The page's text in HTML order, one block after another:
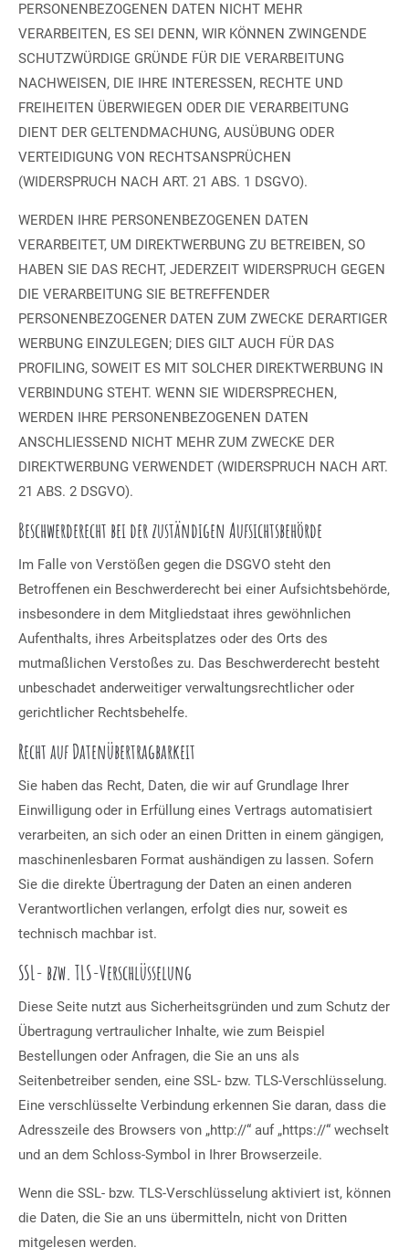
PERSONENBEZOGENEN DATEN NICHT MEHR
VERARBEITEN, ES SEI DENN, WIR KÖNNEN ZWINGENDE
SCHUTZWÜRDIGE GRÜNDE FÜR DIE VERARBEITUNG
NACHWEISEN, DIE IHRE INTERESSEN, RECHTE UND
FREIHEITEN ÜBERWIEGEN ODER DIE VERARBEITUNG
DIENT DER GELTENDMACHUNG, AUSÜBUNG ODER
VERTEIDIGUNG VON RECHTSANSPRÜCHEN
(WIDERSPRUCH NACH ART. 21 ABS. 1 DSGVO).
WERDEN IHRE PERSONENBEZOGENEN DATEN
VERARBEITET, UM DIREKTWERBUNG ZU BETREIBEN, SO
HABEN SIE DAS RECHT, JEDERZEIT WIDERSPRUCH GEGEN
DIE VERARBEITUNG SIE BETREFFENDER
PERSONENBEZOGENER DATEN ZUM ZWECKE DERARTIGER
WERBUNG EINZULEGEN; DIES GILT AUCH FÜR DAS
PROFILING, SOWEIT ES MIT SOLCHER DIREKTWERBUNG IN
VERBINDUNG STEHT. WENN SIE WIDERSPRECHEN,
WERDEN IHRE PERSONENBEZOGENEN DATEN
ANSCHLIESSEND NICHT MEHR ZUM ZWECKE DER
DIREKTWERBUNG VERWENDET (WIDERSPRUCH NACH ART.
21 ABS. 2 DSGVO).
Beschwerde­recht bei der zuständigen Aufsichts­behörde
Im Falle von Verstößen gegen die DSGVO steht den
Betroffenen ein Beschwerderecht bei einer Aufsichtsbehörde,
insbesondere in dem Mitgliedstaat ihres gewöhnlichen
Aufenthalts, ihres Arbeitsplatzes oder des Orts des
mutmaßlichen Verstoßes zu. Das Beschwerderecht besteht
unbeschadet anderweitiger verwaltungsrechtlicher oder
gerichtlicher Rechtsbehelfe.
Recht auf Daten­übertrag­barkeit
Sie haben das Recht, Daten, die wir auf Grundlage Ihrer
Einwilligung oder in Erfüllung eines Vertrags automatisiert
verarbeiten, an sich oder an einen Dritten in einem gängigen,
maschinenlesbaren Format aushändigen zu lassen. Sofern
Sie die direkte Übertragung der Daten an einen anderen
Verantwortlichen verlangen, erfolgt dies nur, soweit es
technisch machbar ist.
SSL- bzw. TLS-Verschlüsselung
Diese Seite nutzt aus Sicherheitsgründen und zum Schutz der
Übertragung vertraulicher Inhalte, wie zum Beispiel
Bestellungen oder Anfragen, die Sie an uns als
Seitenbetreiber senden, eine SSL- bzw. TLS-Verschlüsselung.
Eine verschlüsselte Verbindung erkennen Sie daran, dass die
Adresszeile des Browsers von „http://“ auf „https://“ wechselt
und an dem Schloss-Symbol in Ihrer Browserzeile.
Wenn die SSL- bzw. TLS-Verschlüsselung aktiviert ist, können
die Daten, die Sie an uns übermitteln, nicht von Dritten
mitgelesen werden.